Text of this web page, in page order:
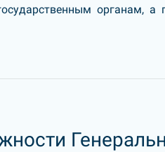
органам, а